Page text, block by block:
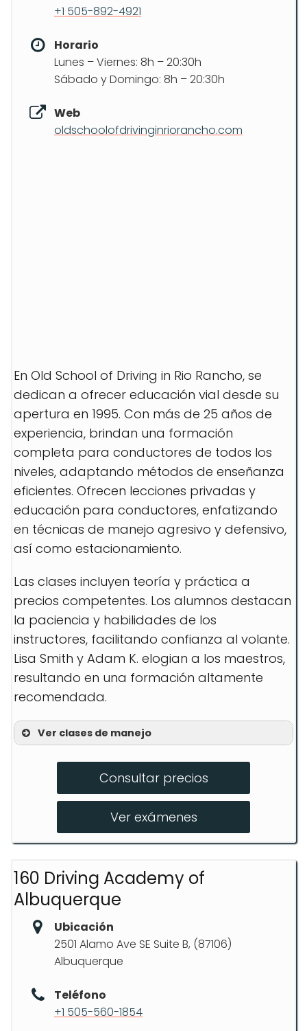
+1 505-892-4921
Horario
Lunes – Viernes: 8h – 20:30h
Sábado y Domingo: 8h – 20:30h
Web
oldschoolofdrivinginriorancho.com
En Old School of Driving in Rio Rancho, se
dedican a ofrecer educación vial desde su
apertura en 1995. Con más de 25 años de
experiencia, brindan una formación
completa para conductores de todos los
niveles, adaptando métodos de enseñanza
eficientes. Ofrecen lecciones privadas y
educación para conductores, enfatizando
en técnicas de manejo agresivo y defensivo,
así como estacionamiento.
Las clases incluyen teoría y práctica a
precios competentes. Los alumnos destacan
la paciencia y habilidades de los
instructores, facilitando confianza al volante.
Lisa Smith y Adam K. elogian a los maestros,
resultando en una formación altamente
recomendada.
Ver clases de manejo
Educación para Conductores
Técnicas de Manejo Defensivo
Consultar precios
Ver exámenes
160 Driving Academy of
Albuquerque
Ubicación
2501 Alamo Ave SE Suite B, (87106)
Albuquerque
Teléfono
+1 505-560-1854